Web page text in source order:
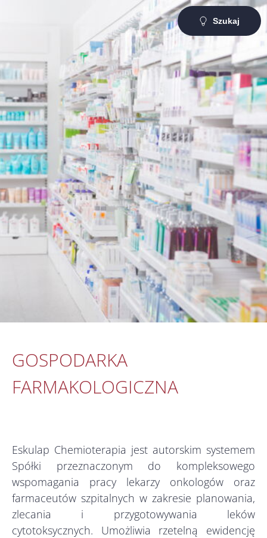
Szukaj
GOSPODARKA
FARMAKOLOGICZNA
Eskulap Chemioterapia jest autorskim systemem
Spółki przeznaczonym do kompleksowego
wspomagania pracy lekarzy onkologów oraz
farmaceutów szpitalnych w zakresie planowania,
zlecania i przygotowywania leków
cytotoksycznych. Umożliwia rzetelną ewidencję